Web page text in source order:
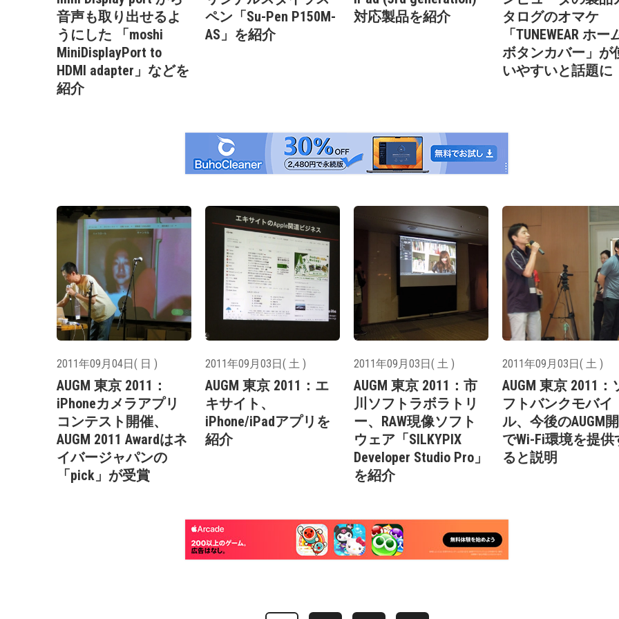
音声も取り出せるよ
うにした 「moshi
MiniDisplayPort to
HDMI adapter」などを
紹介
ペン「Su-Pen P150M-
AS」を紹介
対応製品を紹介
タログのオマケ
「TUNEWEAR ホー
ボタンカバー」が
いやすいと話題に
2011年09月04日( 日 )
AUGM 東京 2011：
iPhoneカメラアプリ
コンテスト開催、
AUGM 2011 Awardはネ
イバージャパンの
「pick」が受賞
2011年09月03日( 土 )
AUGM 東京 2011：エ
キサイト、
iPhone/iPadアプリを
紹介
2011年09月03日( 土 )
AUGM 東京 2011：市
川ソフトラボラトリ
ー、RAW現像ソフト
ウェア「SILKYPIX
Developer Studio Pro」
を紹介
2011年09月03日( 土 )
AUGM 東京 2011：
フトバンクモバイ
ル、今後のAUGM
でWi-Fi環境を提供
ると説明